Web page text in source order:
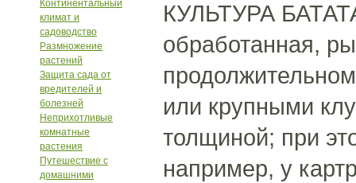
Континентальный
климат и
садоводство
Размножение
растений
Защита сада от
вредителей и
болезней
Неприхотливые
комнатные
растения
Путешествие с
домашними
КУЛЬТУРА
обработанная,
или крупными
толщиной; при
например, у